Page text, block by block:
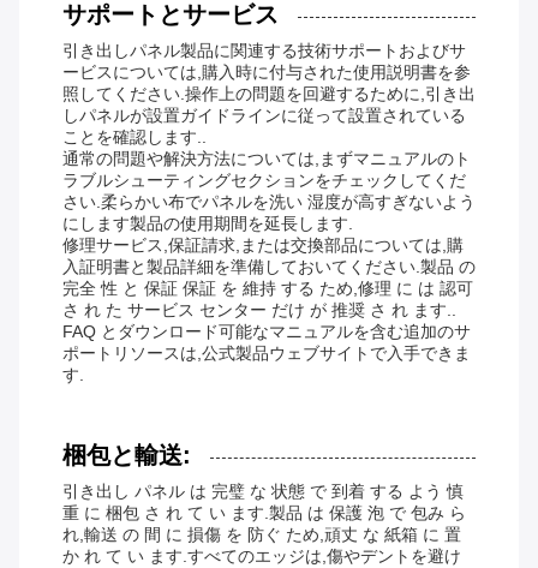
サポートとサービス
引き出しパネル製品に関連する技術サポートおよびサ
ービスについては,購入時に付与された使用説明書を参
照してください.操作上の問題を回避するために,引き出
しパネルが設置ガイドラインに従って設置されている
ことを確認します..
通常の問題や解決方法については,まずマニュアルのト
ラブルシューティングセクションをチェックしてくだ
さい.柔らかい布でパネルを洗い 湿度が高すぎないよう
にします製品の使用期間を延長します.
修理サービス,保証請求,または交換部品については,購
入証明書と製品詳細を準備しておいてください.製品 の
完全 性 と 保証 保証 を 維持 する ため,修理 に は 認可
さ れ た サービス センター だけ が 推奨 さ れ ます..
FAQ とダウンロード可能なマニュアルを含む追加のサ
ポートリソースは,公式製品ウェブサイトで入手できま
す.
梱包と輸送:
引き出し パネル は 完璧 な 状態 で 到着 する よう 慎
重 に 梱包 さ れ て い ます.製品 は 保護 泡 で 包み ら
れ,輸送 の 間 に 損傷 を 防ぐ ため,頑丈 な 紙箱 に 置
か れ て い ます.すべてのエッジは,傷やデントを避け